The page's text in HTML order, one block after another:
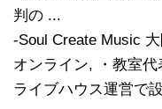
判の ...
-Soul Create Music
オンライン, ・教室
ライブハウス運営で